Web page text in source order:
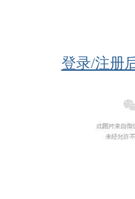
登录/注册